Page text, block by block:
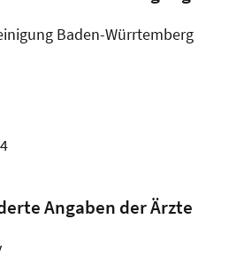
Baden-Würrtemberg
Angaben der Ärzte